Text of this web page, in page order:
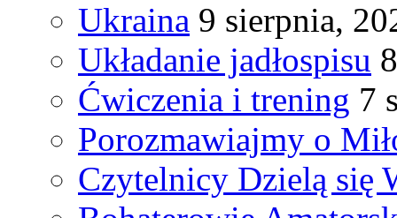
Ukraina 9 sierpnia,
Układanie jadłospisu
Ćwiczenia i trening 7
Porozmawiajmy o
Czytelnicy Dzielą się